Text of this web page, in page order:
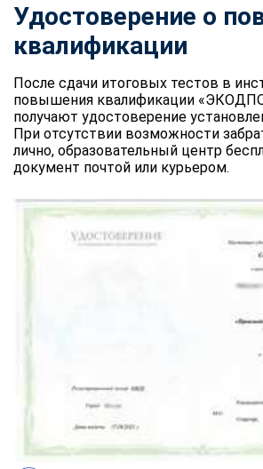
Удостоверение о
квалификации
После сдачи итоговых тестов в
повышения квалификации
получают удостоверение
При отсутствии возможности
лично, образовательный центр
документ почтой или курьером.